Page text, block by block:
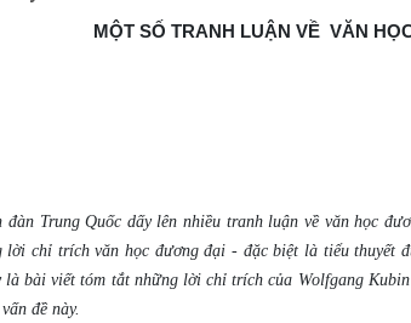
MỘT SỐ TRANH LUẬN VỀ VĂN
Trung Quốc dấy lên nhiều tranh luận về văn học
lời chỉ trích văn học đương đại - đặc biệt là tiểu thuyết
bài viết tóm tắt những lời chỉ trích của Wolfgang Kubin
đề này.